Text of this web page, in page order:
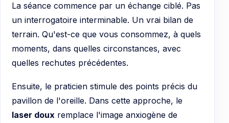
La séance commence par un échange ciblé. Pas
un interrogatoire interminable. Un vrai bilan de
terrain. Qu'est-ce que vous consommez, à quels
moments, dans quelles circonstances, avec
quelles rechutes précédentes.
Ensuite, le praticien stimule des points précis du
pavillon de l'oreille. Dans cette approche, le
laser doux remplace l'image anxiogène de